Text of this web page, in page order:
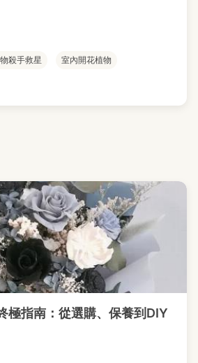
殺手救星 室內開花植物
極指南：從選購、保養到DIY